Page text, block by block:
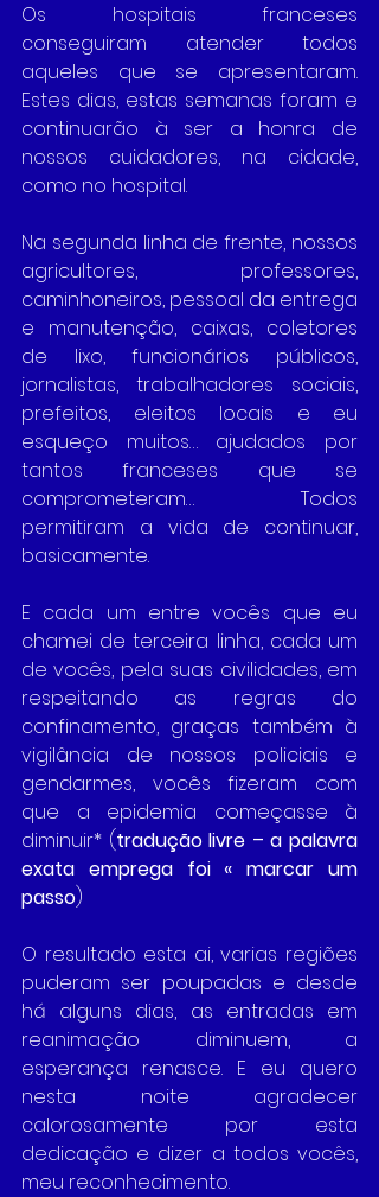
Os hospitais franceses
conseguiram atender todos
aqueles que se apresentaram.
Estes dias, estas semanas foram e
continuarão à ser a honra de
nossos cuidadores, na cidade,
como no hospital.
Na segunda linha de frente, nossos
agricultores, professores,
caminhoneiros, pessoal da entrega
e manutenção, caixas, coletores
de lixo, funcionários públicos,
jornalistas, trabalhadores sociais,
prefeitos, eleitos locais e eu
esqueço muitos… ajudados por
tantos franceses que se
comprometeram… Todos
permitiram a vida de continuar,
basicamente.
E cada um entre vocês que eu
chamei de terceira linha, cada um
de vocês, pela suas civilidades, em
respeitando as regras do
confinamento, graças também à
vigilância de nossos policiais e
gendarmes, vocês fizeram com
que a epidemia começasse à
diminuir* (tradução livre – a palavra
exata emprega foi « marcar um
passo)
O resultado esta ai, varias regiões
puderam ser poupadas e desde
há alguns dias, as entradas em
reanimação diminuem, a
esperança renasce. E eu quero
nesta noite agradecer
calorosamente por esta
dedicação e dizer a todos vocês,
meu reconhecimento.